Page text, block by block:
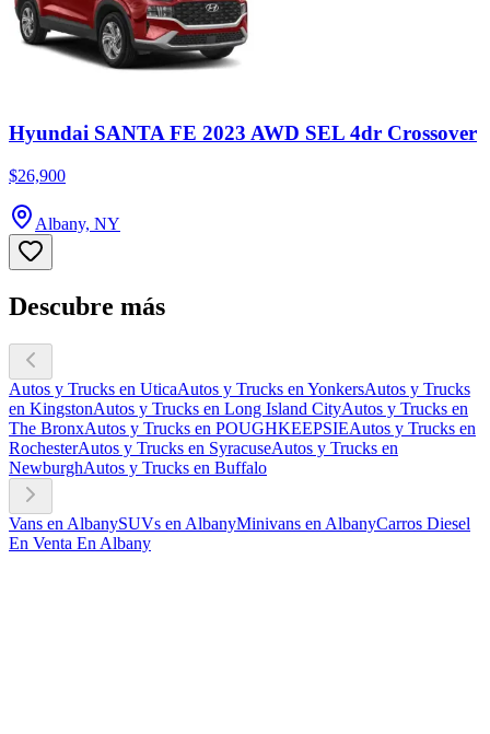
Hyundai SANTA FE 2023 AWD SEL 4dr Crossover
$26,900
Albany, NY
Descubre más
Autos y Trucks en UticaAutos y Trucks en YonkersAutos y Trucks
en KingstonAutos y Trucks en Long Island CityAutos y Trucks en
The BronxAutos y Trucks en POUGHKEEPSIEAutos y Trucks en
RochesterAutos y Trucks en SyracuseAutos y Trucks en
NewburghAutos y Trucks en Buffalo
Vans en AlbanySUVs en AlbanyMinivans en AlbanyCarros Diesel
En Venta En Albany